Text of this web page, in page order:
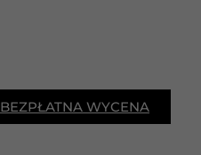
BEZPŁATNA WYCENA